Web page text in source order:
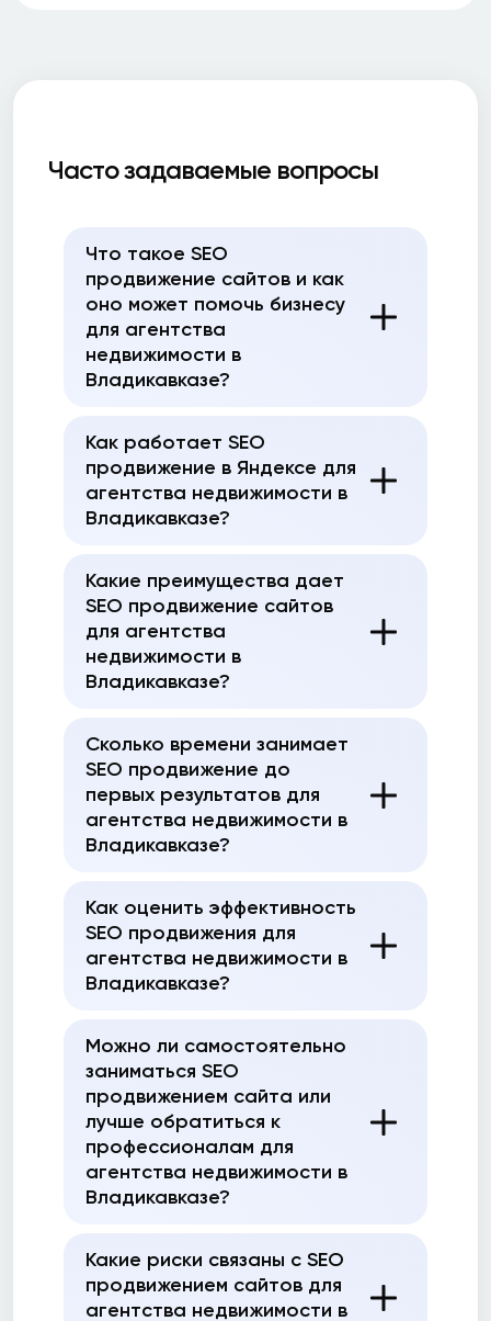
Часто задаваемые вопросы
Что такое SEO
продвижение сайтов и как
оно может помочь бизнесу
для агентства
недвижимости в
Владикавказе?
Как работает SEO
продвижение в Яндексе для
агентства недвижимости в
Владикавказе?
Какие преимущества дает
SEO продвижение сайтов
для агентства
недвижимости в
Владикавказе?
Сколько времени занимает
SEO продвижение до
первых результатов для
агентства недвижимости в
Владикавказе?
Как оценить эффективность
SEO продвижения для
агентства недвижимости в
Владикавказе?
Можно ли самостоятельно
заниматься SEO
продвижением сайта или
лучше обратиться к
профессионалам для
агентства недвижимости в
Владикавказе?
Какие риски связаны с SEO
продвижением сайтов для
агентства недвижимости в